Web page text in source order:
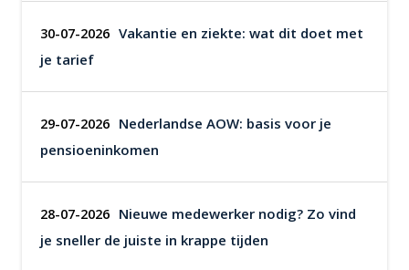
30-07-2026 Vakantie en ziekte: wat dit doet met
je tarief
29-07-2026 Nederlandse AOW: basis voor je
pensioeninkomen
28-07-2026 Nieuwe medewerker nodig? Zo vind
je sneller de juiste in krappe tijden